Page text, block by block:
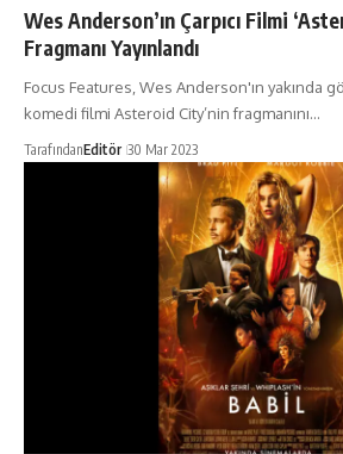
Wes Anderson’ın Çarpıcı Filmi
Fragmanı Yayınlandı
Focus Features, Wes Anderson'ın yakında
komedi filmi Asteroid City’nin fragmanını…
TarafındanEditör 30 Mar 2023